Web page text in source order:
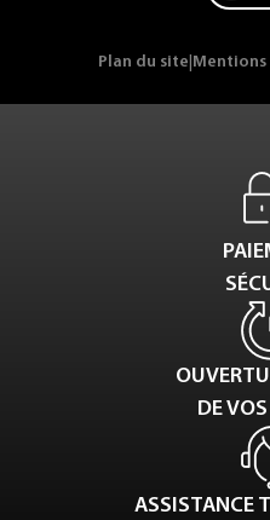
Plan du site Mentions
DE
ASSISTANCE